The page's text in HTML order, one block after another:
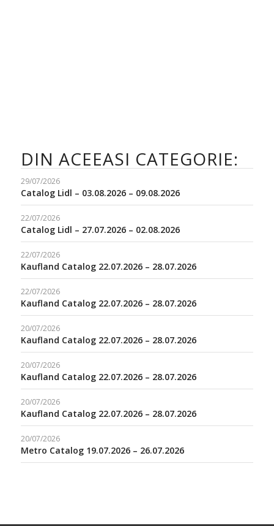
DIN ACEEASI CATEGORIE:
29/07/2026
Catalog Lidl – 03.08.2026 – 09.08.2026
22/07/2026
Catalog Lidl – 27.07.2026 – 02.08.2026
22/07/2026
Kaufland Catalog 22.07.2026 – 28.07.2026
22/07/2026
Kaufland Catalog 22.07.2026 – 28.07.2026
20/07/2026
Kaufland Catalog 22.07.2026 – 28.07.2026
20/07/2026
Kaufland Catalog 22.07.2026 – 28.07.2026
20/07/2026
Kaufland Catalog 22.07.2026 – 28.07.2026
20/07/2026
Metro Catalog 19.07.2026 – 26.07.2026